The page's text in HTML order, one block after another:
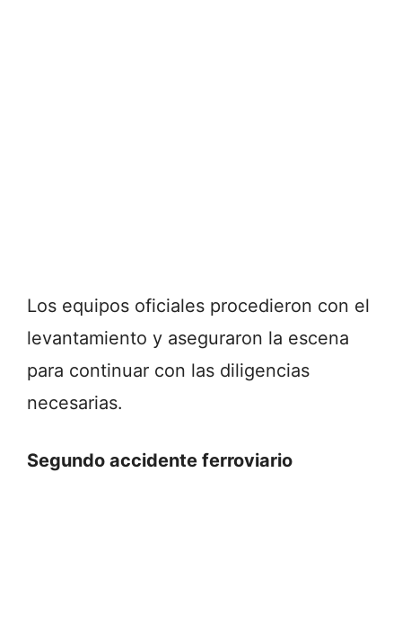
Los equipos oficiales procedieron con el
levantamiento y aseguraron la escena
para continuar con las diligencias
necesarias.
Segundo accidente ferroviario